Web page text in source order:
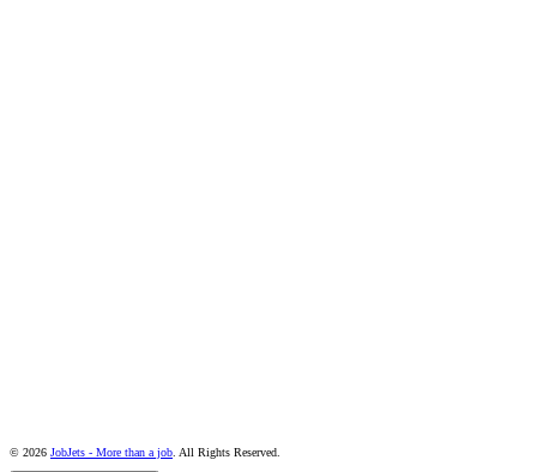
© 2026 JobJets - More than a job . All Rights Reserved.